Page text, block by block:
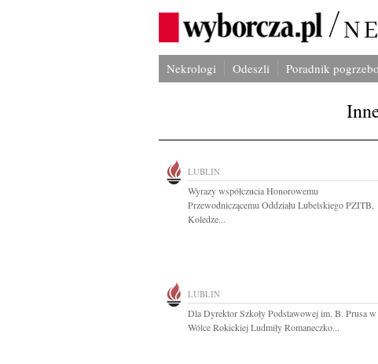
Nekrologi Odeszli Poradnik
LUBLIN
Wyrazy współczucia Honorowemu
Przewodniczącemu Oddziału Lubelskiego PZITB,
Koledze...
LUBLIN
Dla Dyrektor Szkoły Podstawowej im. B. Prusa w
Wólce Rokickiej Ludmiły Romaneczko...